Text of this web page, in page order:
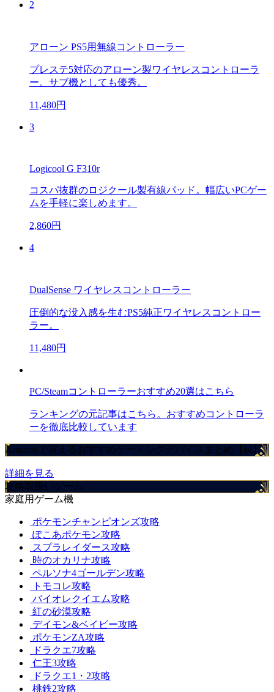
2
アローン PS5用無線コントローラー
プレステ5対応のアローン製ワイヤレスコントローラ
ー。サブ機としても優秀。
11,480円
3
Logicool G F310r
コスパ抜群のロジクール製有線パッド。幅広いPCゲー
ムを手軽に楽しめます。
2,860円
4
DualSense ワイヤレスコントローラー
圧倒的な没入感を生むPS5純正ワイヤレスコントロー
ラー。
11,480円
PC/Steamコントローラーおすすめ20選はこちら
ランキングの元記事はこちら。おすすめコントローラ
ーを徹底比較しています
Amazonで買えるおすすめゲーミングデバイスまとめ【ad】
詳細を見る
攻略取扱いゲーム
家庭用ゲーム機
ポケモンチャンピオンズ攻略
ぽこあポケモン攻略
スプラレイダース攻略
時のオカリナ攻略
ペルソナ4ゴールデン攻略
トモコレ攻略
バイオレクイエム攻略
紅の砂漠攻略
デイモン&ベイビー攻略
ポケモンZA攻略
ドラクエ7攻略
仁王3攻略
ドラクエ1・2攻略
桃鉄2攻略